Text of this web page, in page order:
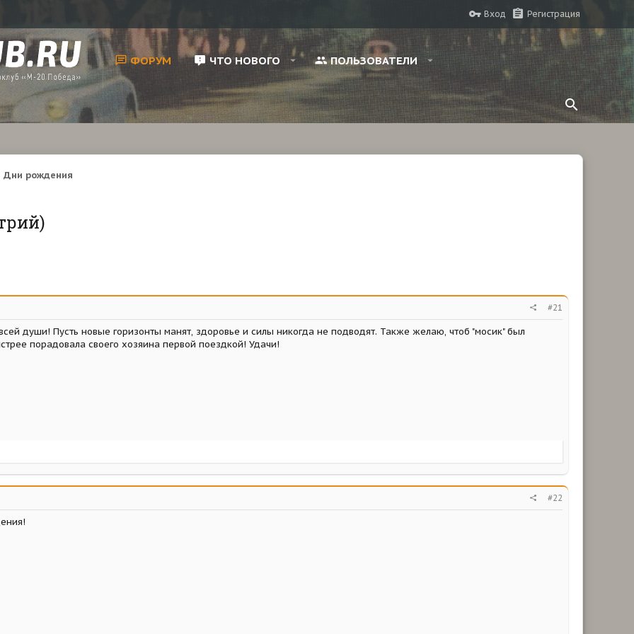
Вход Регистрация
ФОРУМ ЧТО НОВОГО ПОЛЬЗОВАТЕЛИ
Дни рождения
#21
души! Пусть новые горизонты манят, здоровье и силы никогда не подводят. Также желаю, чтоб "мосик" был
порадовала своего хозяина первой поездкой! Удачи!
#22